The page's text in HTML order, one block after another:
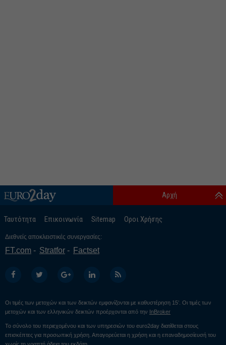
Ταυτότητα Επικοινωνία Sitemap Οροι Χρήσης
Αρχή
Διεθνείς αποκλειστικές συνεργασίες:
FT.com Stratfor Factset
Οι τιμές των μετοχών και των δεικτών εμφανίζονται με καθυστέρηση 15’. Οι τιμές των
μετοχών και των ελληνικών δεικτών προέρχονται από την InBroker
Το σύνολο του περιεχομένου και των υπηρεσιών του euro2day διατίθεται στους
επισκέπτες για προσωπική χρήση. Απαγορεύεται η χρήση και η επαναδημοσίευσή του